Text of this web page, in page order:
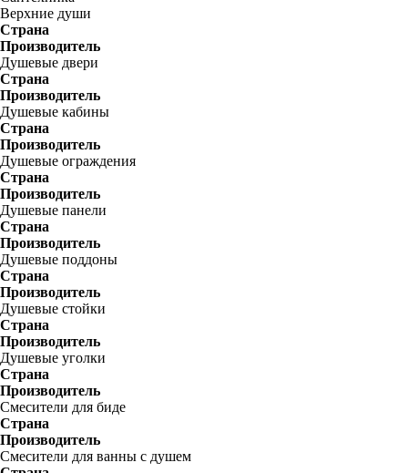
Верхние души
Страна
Производитель
Душевые двери
Страна
Производитель
Душевые кабины
Страна
Производитель
Душевые ограждения
Страна
Производитель
Душевые панели
Страна
Производитель
Душевые поддоны
Страна
Производитель
Душевые стойки
Страна
Производитель
Душевые уголки
Страна
Производитель
Смесители для биде
Страна
Производитель
Смесители для ванны с душем